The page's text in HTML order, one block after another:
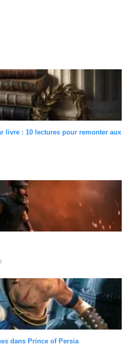
livre : 10 lectures pour remonter aux
dans Prince of Persia